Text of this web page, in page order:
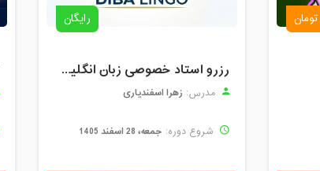
رایگان
رزرو استاد خصوصی زبان انگلیسی | کلاس یک‌نفره با زهرا اسفندیاری + مشاوره رایگان
مدرس: زهرا اسفندیاری
شروع دوره: جمعه، 28 اسفند 1405